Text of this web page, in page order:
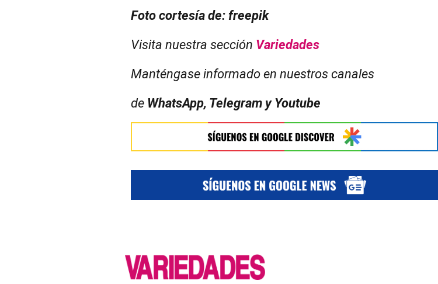
Foto cortesía de: freepik
Visita nuestra sección Variedades
Manténgase informado en nuestros canales
de WhatsApp, Telegram y Youtube